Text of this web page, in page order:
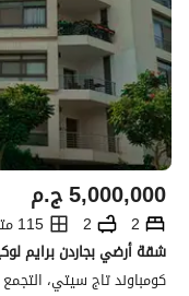
ج.م5,000,000
2
2
115 متر مربع
كومباوند تاج سيتي،